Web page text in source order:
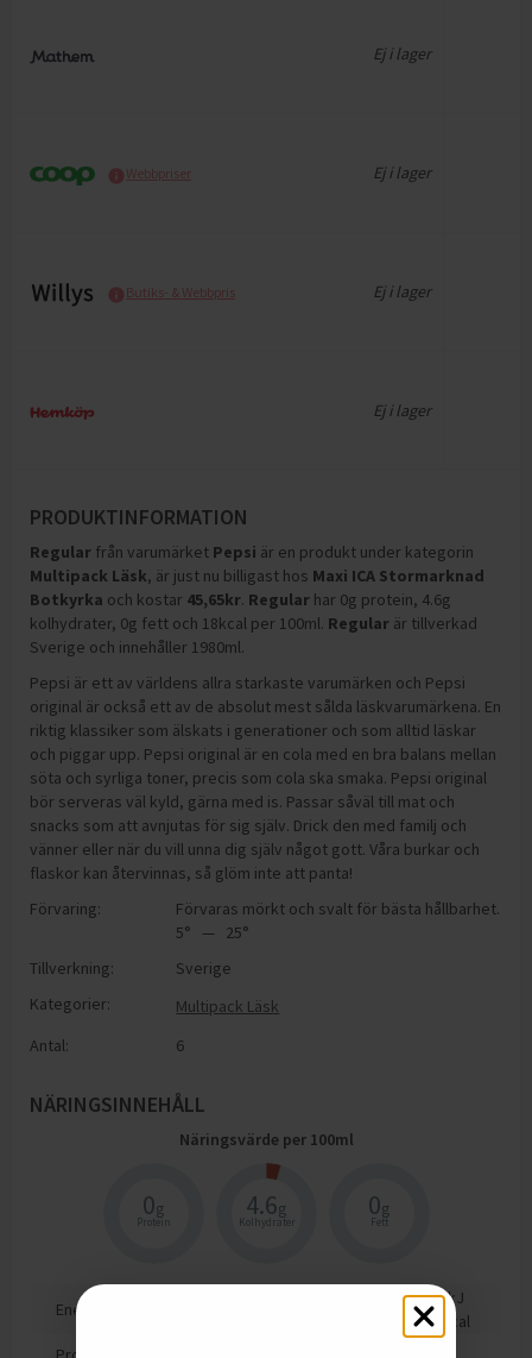
Ej i lager
Webbpriser Ej i lager
Butiks- & Webbpris Ej i lager
Ej i lager
PRODUKTINFORMATION
Regular från varumärket Pepsi är en produkt under kategorin
Multipack Läsk, är just nu billigast hos Maxi ICA Stormarknad
Botkyrka och kostar 45,65kr. Regular har 0g protein, 4.6g
kolhydrater, 0g fett och 18kcal per 100ml. Regular är tillverkad
Sverige och innehåller 1980ml.
Pepsi är ett av världens allra starkaste varumärken och Pepsi
original är också ett av de absolut mest sålda läskvarumärkena. En
riktig klassiker som älskats i generationer och som alltid läskar
och piggar upp. Pepsi original är en cola med en bra balans mellan
söta och syrliga toner, precis som cola ska smaka. Pepsi original
bör serveras väl kyld, gärna med is. Passar såväl till mat och
snacks som att avnjutas för sig själv. Drick den med familj och
vänner eller när du vill unna dig själv något gott. Våra burkar och
flaskor kan återvinnas, så glöm inte att panta!
Förvaring:
Förvaras mörkt och svalt för bästa hållbarhet.
5° — 25°
Tillverkning:
Sverige
Kategorier:
Multipack Läsk
Antal:
6
NÄRINGSINNEHÅLL
Näringsvärde per 100ml
0g
Protein
4.6g
Kolhydrater
0g
Fett
Energi
78kJ
18
kcal